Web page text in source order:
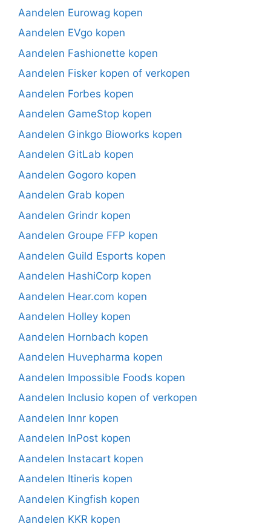
Aandelen Eurowag kopen
Aandelen EVgo kopen
Aandelen Fashionette kopen
Aandelen Fisker kopen of verkopen
Aandelen Forbes kopen
Aandelen GameStop kopen
Aandelen Ginkgo Bioworks kopen
Aandelen GitLab kopen
Aandelen Gogoro kopen
Aandelen Grab kopen
Aandelen Grindr kopen
Aandelen Groupe FFP kopen
Aandelen Guild Esports kopen
Aandelen HashiCorp kopen
Aandelen Hear.com kopen
Aandelen Holley kopen
Aandelen Hornbach kopen
Aandelen Huvepharma kopen
Aandelen Impossible Foods kopen
Aandelen Inclusio kopen of verkopen
Aandelen Innr kopen
Aandelen InPost kopen
Aandelen Instacart kopen
Aandelen Itineris kopen
Aandelen Kingfish kopen
Aandelen KKR kopen